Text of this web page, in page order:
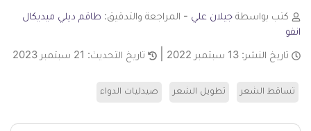
كتب بواسطة جيلان علي - المراجعة والتدقيق: طاقم ديلي ميديكال
انفو
تاريخ النشر: 13 سبتمبر 2022 تاريخ التحديث: 21 سبتمبر 2023
تساقط الشعر تطويل الشعر صيدليات الدواء